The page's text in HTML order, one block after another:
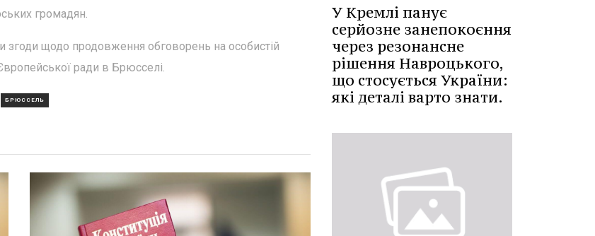
громадян.
згоди щодо продовження обговорень на особистій
Європейської ради в Брюсселі.
БРЮССЕЛЬ
У Кремлі панує
серйозне занепокоєння
через резонансне
рішення Навроцького,
що стосується України:
які деталі варто знати.